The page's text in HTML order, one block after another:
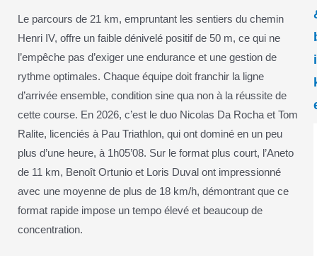
Le parcours de 21 km, empruntant les sentiers du chemin
Henri IV, offre un faible dénivelé positif de 50 m, ce qui ne
l’empêche pas d’exiger une endurance et une gestion de
rythme optimales. Chaque équipe doit franchir la ligne
d’arrivée ensemble, condition sine qua non à la réussite de
cette course. En 2026, c’est le duo Nicolas Da Rocha et Tom
Ralite, licenciés à Pau Triathlon, qui ont dominé en un peu
plus d’une heure, à 1h05’08. Sur le format plus court, l’Aneto
de 11 km, Benoît Ortunio et Loris Duval ont impressionné
avec une moyenne de plus de 18 km/h, démontrant que ce
format rapide impose un tempo élevé et beaucoup de
concentration.
i